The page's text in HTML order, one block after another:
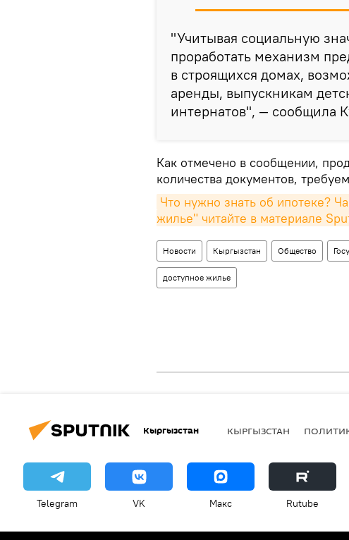
"Учитывая социальную
проработать механизм
в строящихся домах,
аренды, выпускникам
интернатов", — сообщила
Как отмечено в сообщении,
количества документов,
Что нужно знать об ипотеке?
жилье" читайте в материале
Новости Кыргызстан Общество
доступное жилье
Кыргызстан КЫРГЫЗСТАН
Telegram VK Макс Rutube